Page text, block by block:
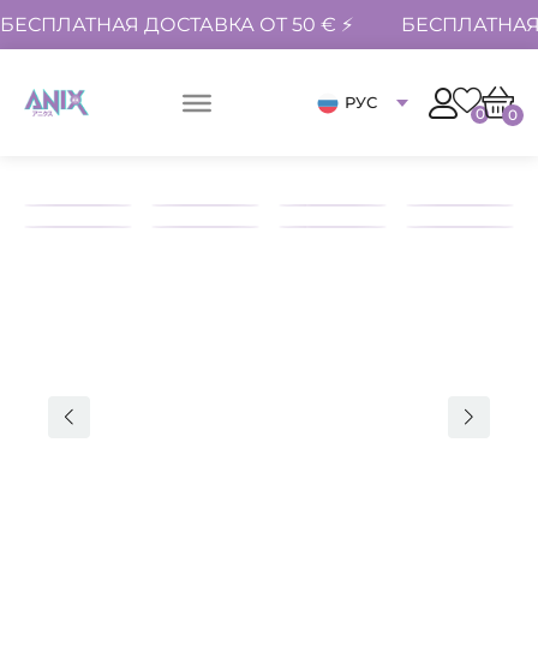
БЕСПЛАТНАЯ ДОСТАВКА ОТ 50 € ⚡
РУС
0 0